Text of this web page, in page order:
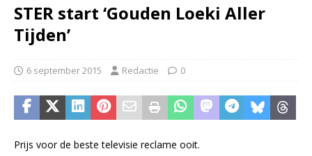
STER start ‘Gouden Loeki Aller
Tijden’
6 september 2015 Redactie 0
Prijs voor de beste televisie reclame ooit.